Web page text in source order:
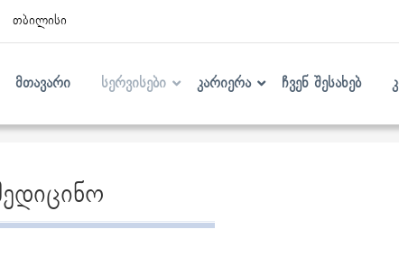
თბილისი
მთავარი სერვისები კარიერა ჩვენ შესახებ